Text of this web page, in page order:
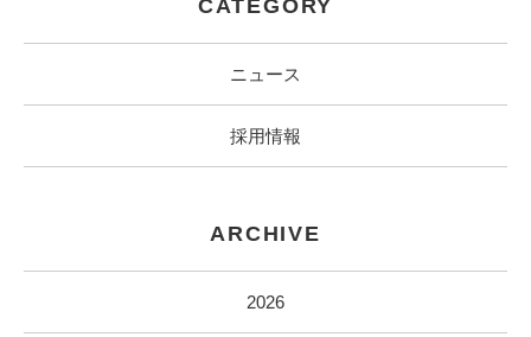
CATEGORY
ニュース
採用情報
ARCHIVE
2026